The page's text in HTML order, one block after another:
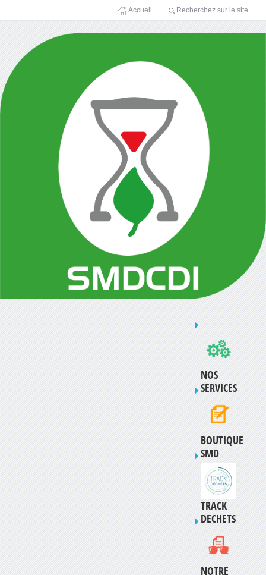
Accueil Recherchez sur le site
NOS
SERVICES
BOUTIQUE
SMD
TRACK
DECHETS
NOTRE